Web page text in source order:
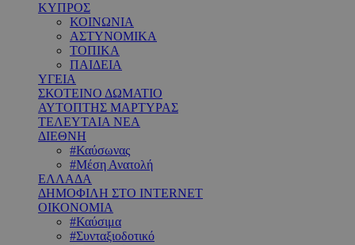
ΚΥΠΡΟΣ
ΚΟΙΝΩΝΙΑ
ΑΣΤΥΝΟΜΙΚΑ
ΤΟΠΙΚΑ
ΠΑΙΔΕΙΑ
ΥΓΕΙΑ
ΣΚΟΤΕΙΝΟ ΔΩΜΑΤΙΟ
ΑΥΤΟΠΤΗΣ ΜΑΡΤΥΡΑΣ
ΤΕΛΕΥΤΑΙΑ ΝΕΑ
ΔΙΕΘΝΗ
#Καύσωνας
#Μέση Ανατολή
ΕΛΛΑΔΑ
ΔΗΜΟΦΙΛΗ ΣΤΟ INTERNET
ΟΙΚΟΝΟΜΙΑ
#Καύσιμα
#Συνταξιοδοτικό